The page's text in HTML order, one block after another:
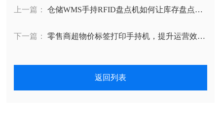
上一篇：仓储WMS手持RFID盘点机如何让库存盘点速
下一篇：零售商超物价标签打印手持机，提升运营效率
返回列表